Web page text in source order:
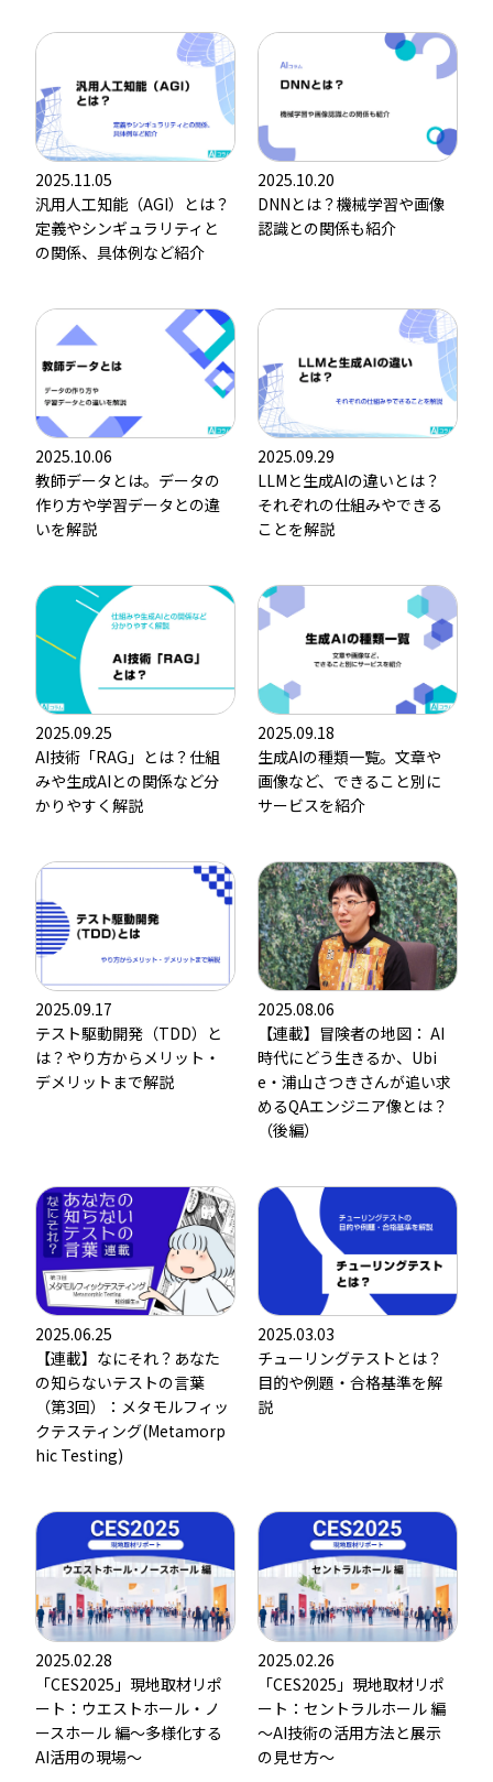
2025.11.05
汎用人工知能（AGI）とは？
定義やシンギュラリティと
の関係、具体例など紹介
2025.10.20
DNNとは？機械学習や画像
認識との関係も紹介
2025.10.06
教師データとは。データの
作り方や学習データとの違
いを解説
2025.09.29
LLMと生成AIの違いとは？
それぞれの仕組みやできる
ことを解説
2025.09.25
AI技術「RAG」とは？仕組
みや生成AIとの関係など分
かりやすく解説
2025.09.18
生成AIの種類一覧。文章や
画像など、できること別に
サービスを紹介
2025.09.17
テスト駆動開発（TDD）と
は？やり方からメリット・
デメリットまで解説
2025.08.06
【連載】冒険者の地図： AI
時代にどう生きるか、Ubi
e・浦山さつきさんが追い求
めるQAエンジニア像とは？
（後編）
2025.06.25
【連載】なにそれ？あなた
の知らないテストの言葉
（第3回）：メタモルフィッ
クテスティング(Metamorp
hic Testing)
2025.03.03
チューリングテストとは？
目的や例題・合格基準を解
説
2025.02.28
「CES2025」現地取材リポ
ート：ウエストホール・ノ
ースホール 編～多様化する
AI活用の現場～
2025.02.26
「CES2025」現地取材リポ
ート：セントラルホール 編
～AI技術の活用方法と展示
の見せ方～